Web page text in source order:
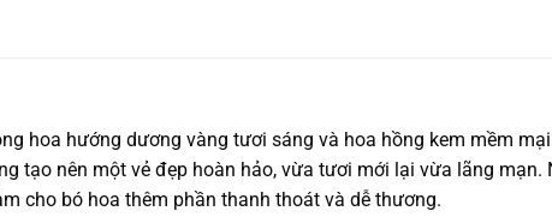
hoa hướng dương vàng tươi sáng và hoa hồng kem mềm
tạo nên một vẻ đẹp hoàn hảo, vừa tươi mới lại vừa lãng mạn.
cho bó hoa thêm phần thanh thoát và dễ thương.